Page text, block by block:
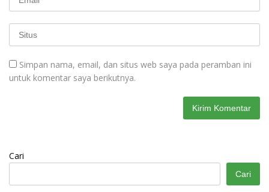
Simpan nama, email, dan situs web saya pada peramban ini
untuk komentar saya berikutnya.
Cari
Cari